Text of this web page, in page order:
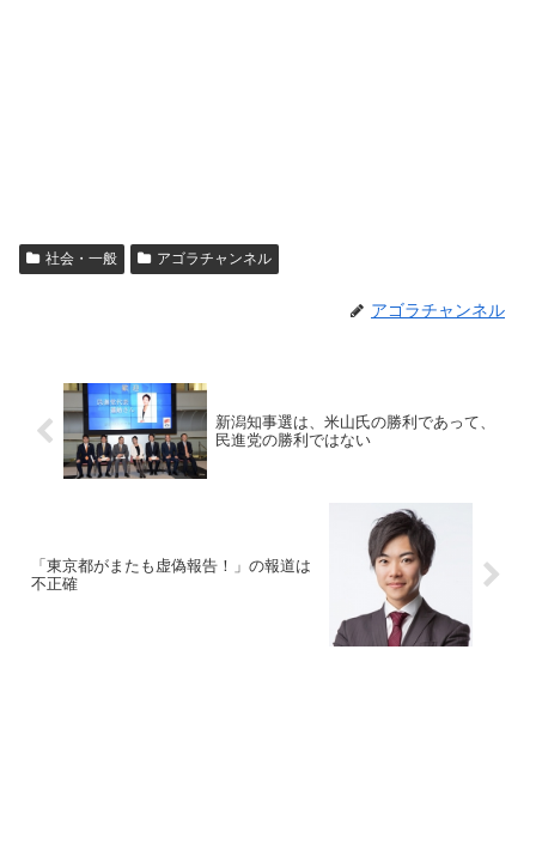
社会・一般 アゴラチャンネル
アゴラチャンネル
新潟知事選は、米山氏の勝利であって、
民進党の勝利ではない
「東京都がまたも虚偽報告！」の報道は
不正確